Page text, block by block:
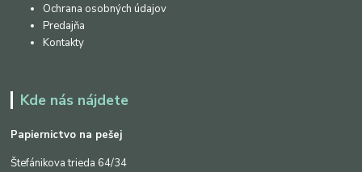
Ochrana osobných údajov
Predajňa
Kontakty
Kde nás nájdete
Papiernictvo na pešej
Štefánikova trieda 64/34